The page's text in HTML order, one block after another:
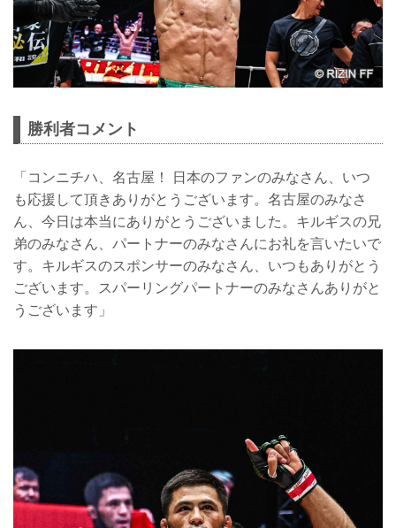
勝利者コメント
「コンニチハ、名古屋！ 日本のファンのみなさん、いつ
も応援して頂きありがとうございます。名古屋のみなさ
ん、今日は本当にありがとうございました。キルギスの兄
弟のみなさん、パートナーのみなさんにお礼を言いたいで
す。キルギスのスポンサーのみなさん、いつもありがとう
ございます。スパーリングパートナーのみなさんありがと
うございます」